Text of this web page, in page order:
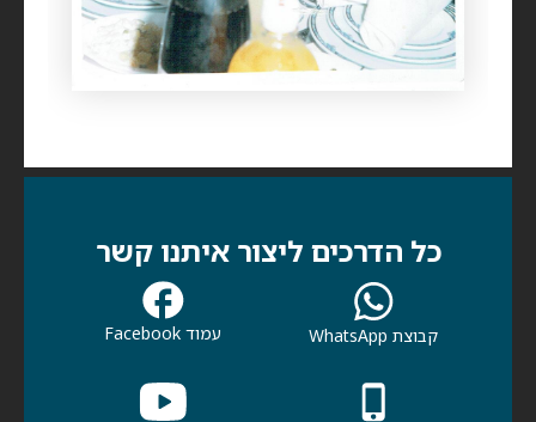
כל הדרכים ליצור איתנו קשר
קבוצת WhatsApp עמוד Facebook